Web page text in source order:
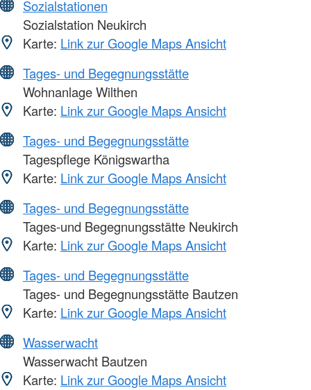
Sozialstationen
Sozialstation Neukirch
Karte: Link zur Google Maps Ansicht
Tages- und Begegnungsstätte
Wohnanlage Wilthen
Karte: Link zur Google Maps Ansicht
Tages- und Begegnungsstätte
Tagespflege Königswartha
Karte: Link zur Google Maps Ansicht
Tages- und Begegnungsstätte
Tages-und Begegnungsstätte Neukirch
Karte: Link zur Google Maps Ansicht
Tages- und Begegnungsstätte
Tages- und Begegnungsstätte Bautzen
Karte: Link zur Google Maps Ansicht
Wasserwacht
Wasserwacht Bautzen
Karte: Link zur Google Maps Ansicht